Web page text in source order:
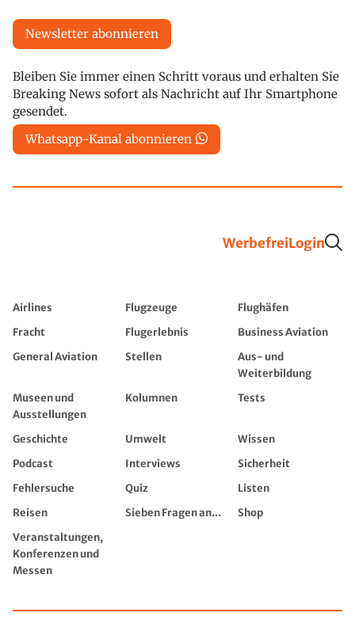
Newsletter abonnieren
Bleiben Sie immer einen Schritt voraus und erhalten Sie
Breaking News sofort als Nachricht auf Ihr Smartphone
gesendet.
Whatsapp-Kanal abonnieren
WerbefreiLogin
Airlines Flugzeuge
Flughäfen
Fracht
Flugerlebnis
Business Aviation
General Aviation
Stellen
Aus- und
Weiterbildung
Museen und
Ausstellungen
Kolumnen Tests
Geschichte Umwelt
Wissen
Podcast
Interviews
Sicherheit
Fehlersuche
Quiz
Listen
Reisen
Sieben Fragen an...
Shop
Veranstaltungen,
Konferenzen und
Messen